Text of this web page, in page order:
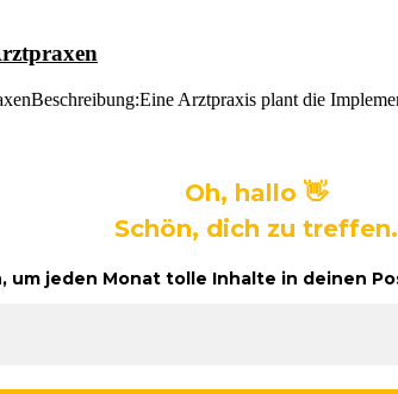
Arztpraxis plant die
Oh, hallo 👋
Schön, dich zu treffen.
um jeden Monat tolle Inhalte in deinen